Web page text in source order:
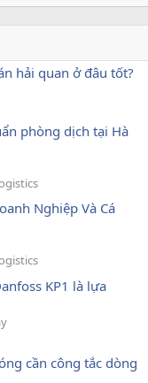
hải quan ở đâu tốt?
phòng dịch tại Hà
Nghiệp Và Cá
KP1 là lựa
cần công tắc dòng